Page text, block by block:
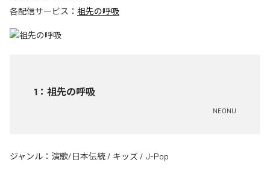
各配信サービス： 祖先の呼吸
1 ： 祖先の呼吸
NEONU
ジャンル： 演歌/日本伝統 / キッズ / J-Pop